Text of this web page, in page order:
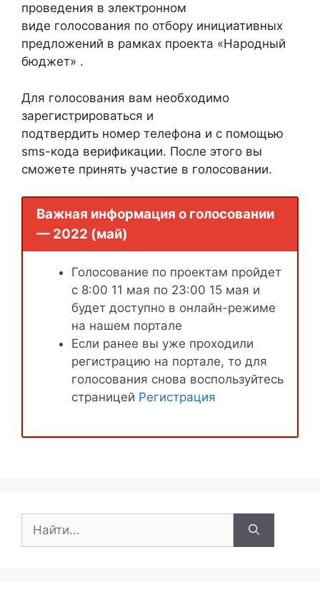
проведения в электронном
виде голосования по отбору инициативных
предложений в рамках проекта «Народный
бюджет» .
Для голосования вам необходимо
зарегистрироваться и
подтвердить номер телефона и с помощью
sms-кода верификации. После этого вы
сможете принять участие в голосовании.
Важная информация о голосовании
— 2022 (май)
Голосование по проектам пройдет
с 8:00 11 мая по 23:00 15 мая и
будет доступно в онлайн-режиме
на нашем портале
Если ранее вы уже проходили
регистрацию на портале, то для
голосования снова воспользуйтесь
страницей Регистрация